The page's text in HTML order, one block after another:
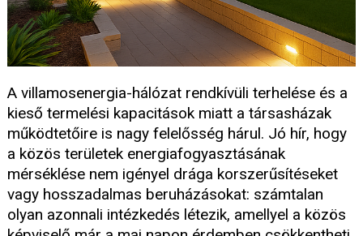
A villamosenergia-hálózat rendkívüli terhelése és a
kieső termelési kapacitások miatt a társasházak
működtetőire is nagy felelősség hárul. Jó hír, hogy
a közös területek energiafogyasztásának
mérséklése nem igényel drága korszerűsítéseket
vagy hosszadalmas beruházásokat: számtalan
olyan azonnali intézkedés létezik, amellyel a közös